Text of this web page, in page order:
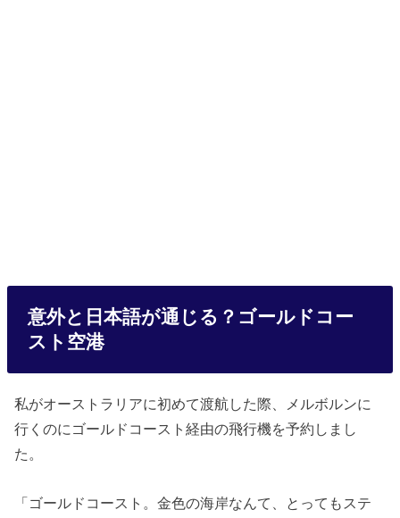
意外と日本語が通じる？ゴールドコー
スト空港
私がオーストラリアに初めて渡航した際、メルボルンに
行くのにゴールドコースト経由の飛行機を予約しまし
た。
「ゴールドコースト。金色の海岸なんて、とってもステ